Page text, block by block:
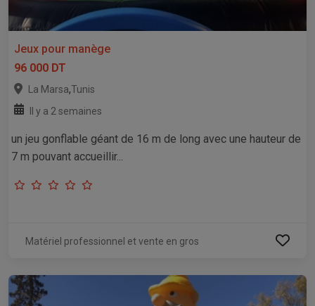
Jeux pour manège
96 000 DT
La Marsa,Tunis
Il y a 2 semaines
un jeu gonflable géant de 16 m de long avec une hauteur de
7 m pouvant accueillir...
Matériel professionnel et vente en gros